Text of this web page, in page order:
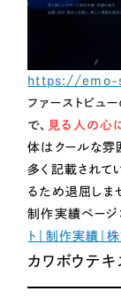
https://emo-
ファーストビュ
で、
見る人の心
体はクールな雰
多く記載されて
るため退屈しま
制作実績ページ
ト｜制作実績｜
カワボウテ